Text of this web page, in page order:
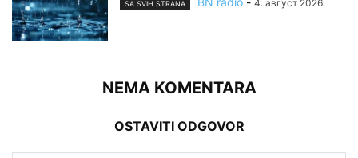
SA SVIH STRANA 4. август 2026.
NEMA KOMENTARA
OSTAVITI ODGOVOR